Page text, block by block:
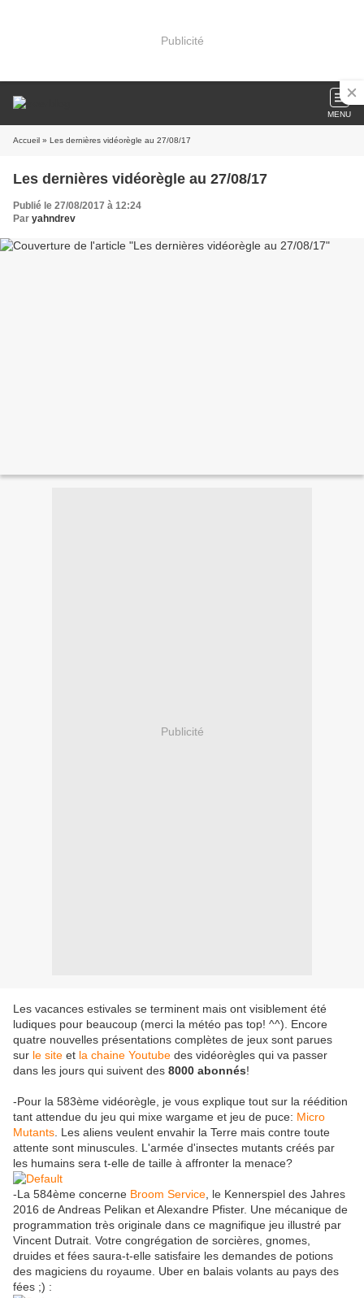
Publicité
MENU
Accueil » Les dernières vidéorègle au 27/08/17
Les dernières vidéorègle au 27/08/17
Publié le 27/08/2017 à 12:24
Par yahndrev
Publicité
Les vacances estivales se terminent mais ont visiblement été
ludiques pour beaucoup (merci la météo pas top! ^^). Encore
quatre nouvelles présentations complètes de jeux sont parues
sur le site et la chaine Youtube des vidéorègles qui va passer
dans les jours qui suivent des 8000 abonnés!
-Pour la 583ème vidéorègle, je vous explique tout sur la réédition
tant attendue du jeu qui mixe wargame et jeu de puce: Micro
Mutants . Les aliens veulent envahir la Terre mais contre toute
attente sont minuscules. L'armée d'insectes mutants créés par
les humains sera t-elle de taille à affronter la menace?
-La 584ème concerne Broom Service , le Kennerspiel des Jahres
2016 de Andreas Pelikan et Alexandre Pfister. Une mécanique de
programmation très originale dans ce magnifique jeu illustré par
Vincent Dutrait. Votre congrégation de sorcières, gnomes,
druides et fées saura-t-elle satisfaire les demandes de potions
des magiciens du royaume. Uber en balais volants au pays des
fées ;) :